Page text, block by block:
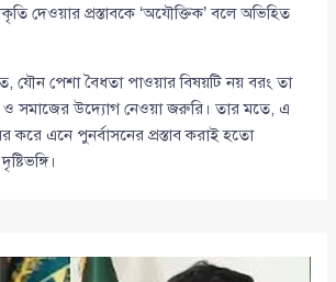
দেওয়ার প্রস্তাবকে ‘অযৌক্তিক’ বলে অভিহিত
যৌন পেশা বৈধতা পাওয়ার বিষয়টি নয় বরং তা
ও সমাজের উদ্যোগ নেওয়া জরুরি। তার মতে, এ
করে এনে পুনর্বাসনের প্রস্তাব করাই হতো